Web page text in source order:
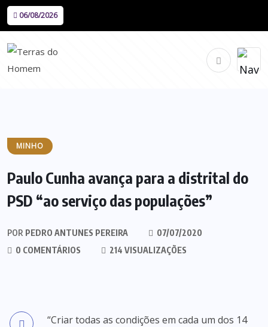
06/08/2026
MINHO
Paulo Cunha avança para a distrital do
PSD “ao serviço das populações”
POR PEDRO ANTUNES PEREIRA
07/07/2020
0 COMENTÁRIOS
214 VISUALIZAÇÕES
“Criar todas as condições em cada um dos 14